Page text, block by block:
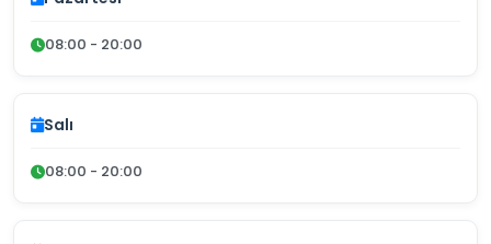
08:00 - 20:00
Salı
08:00 - 20:00